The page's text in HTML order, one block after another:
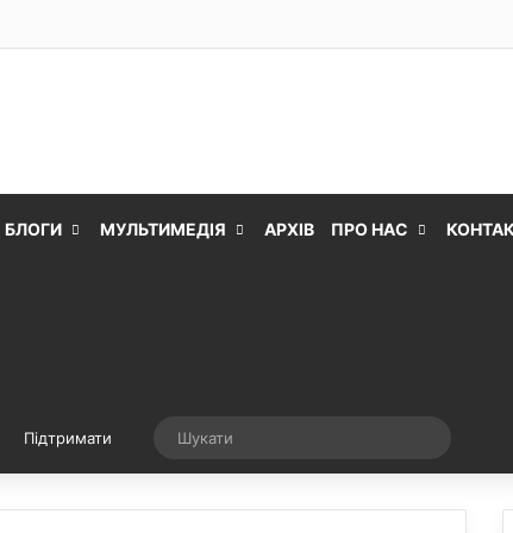
БЛОГИ МУЛЬТИМЕДІЯ АРХІВ ПРО НАС
Підтримати Випадкова стаття